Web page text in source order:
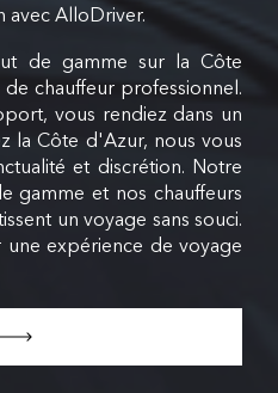
avec AlloDriver.
de gamme sur la Côte
chauffeur professionnel.
vous rendiez dans un
la Côte d'Azur, nous vous
et discrétion. Notre
gamme et nos chauffeurs
un voyage sans souci.
une expérience de voyage